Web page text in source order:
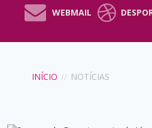
WEBMAIL
INÍCIO // NOTÍCIAS